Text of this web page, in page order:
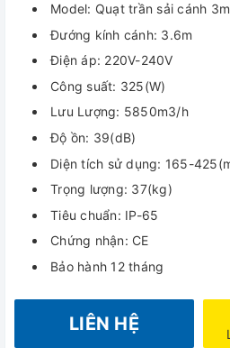
Model: Quạt trần sải cánh
Đướng kính cánh: 3.6m
Điện áp: 220V-240V
Công suất: 325(W)
Lưu Lượng: 5850m3/h
Độ ồn: 39(dB)
Diện tích sử dụng: 165-
Trọng lượng: 37(kg)
Tiêu chuẩn: IP-65
Chứng nhận: CE
Bảo hành 12 tháng
LIÊN HỆ